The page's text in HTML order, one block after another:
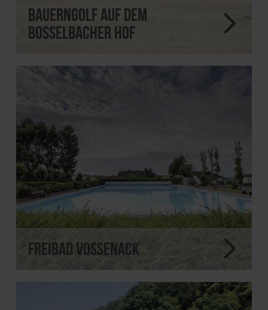
Bauerngolf auf dem
Bosselbacher Hof
Freibad Vossenack